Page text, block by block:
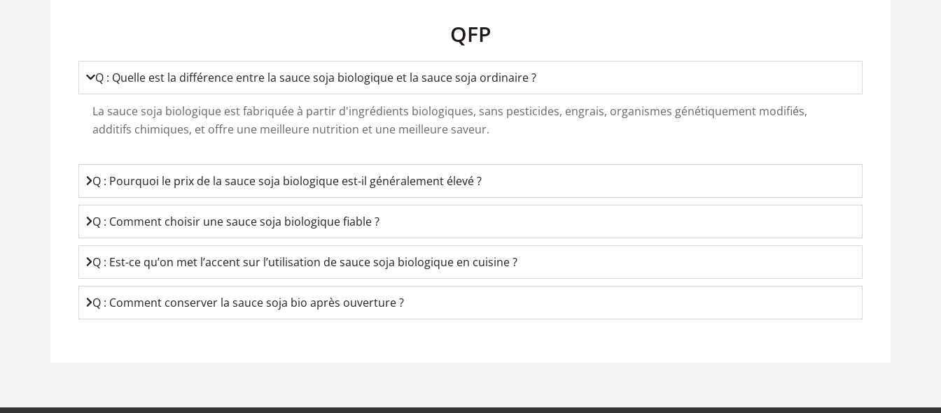
QFP
Q : Quelle est la différence entre la sauce soja biologique et la sauce soja ordinaire ?
La sauce soja biologique est fabriquée à partir d'ingrédients biologiques, sans pesticides, engrais, organismes génétiquement modifiés,
additifs chimiques, et offre une meilleure nutrition et une meilleure saveur.
Q : Pourquoi le prix de la sauce soja biologique est-il généralement élevé ?
Q : Comment choisir une sauce soja biologique fiable ?
Q : Est-ce qu’on met l’accent sur l’utilisation de sauce soja biologique en cuisine ?
Q : Comment conserver la sauce soja bio après ouverture ?